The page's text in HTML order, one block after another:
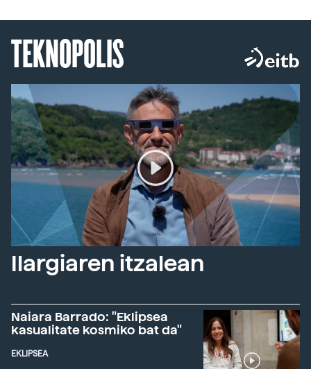
TEKNOPOLIS
Ilargiaren itzalean
Naiara Barrado: "Eklipsea
kasualitate kosmiko bat da"
EKLIPSEA